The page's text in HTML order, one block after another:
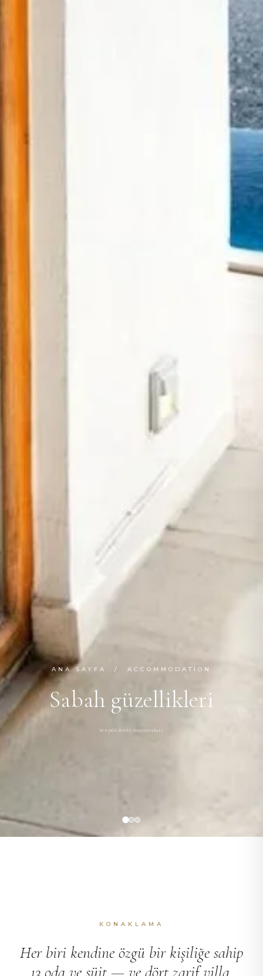
ANA SAYFA / ACCOMMODATION
Sabah güzellikleri
ve eşsiz deniz manzaraları.
KONAKLAMA
Her biri kendine özgü bir kişiliğe sahip
13 oda ve süit — ve dört zarif villa.